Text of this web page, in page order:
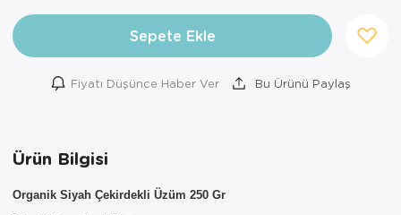
Sepete Ekle
Fiyatı Düşünce Haber Ver Bu Ürünü Paylaş
Ürün Bilgisi
Organik Siyah Çekirdekli Üzüm 250 Gr